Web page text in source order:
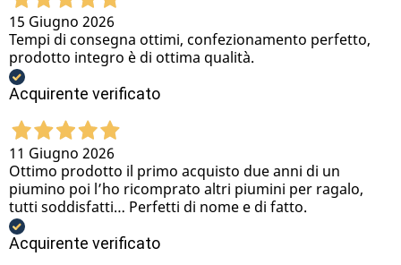
15 Giugno 2026
Tempi di consegna ottimi, confezionamento perfetto,
prodotto integro è di ottima qualità.
Acquirente verificato
11 Giugno 2026
Ottimo prodotto il primo acquisto due anni di un
piumino poi l’ho ricomprato altri piumini per ragalo,
tutti soddisfatti… Perfetti di nome e di fatto.
Acquirente verificato